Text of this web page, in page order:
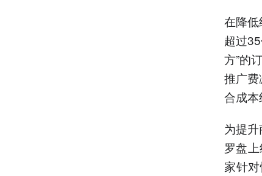
在降
超过
方”的
推广
合成本
为提
罗盘
家针